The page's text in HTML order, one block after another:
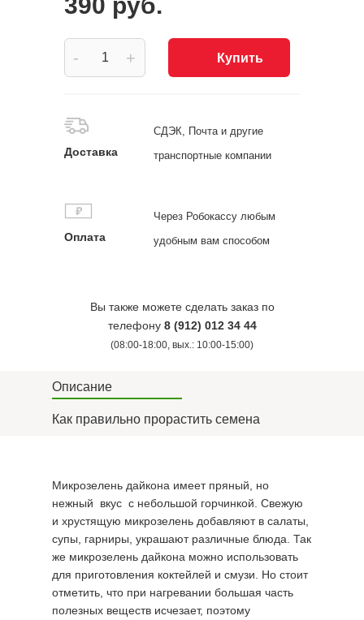
+
- Купить
Доставка
СДЭК, Почта и другие
транспортные компании
Оплата
Через Робокассу любым
удобным вам способом
Вы также можете сделать заказ по
телефону 8 (912) 012 34 44
(08:00-18:00, вых.: 10:00-15:00)
Описание
Как правильно прорастить семена
Микрозелень дайкона имеет пряный, но
нежный вкус с небольшой горчинкой. Свежую
и хрустящую микрозелень добавляют в салаты,
супы, гарниры, украшают различные блюда. Так
же микрозелень дайкона можно использовать
для приготовления коктейлей и смузи. Но стоит
отметить, что при нагревании большая часть
полезных веществ исчезает, поэтому